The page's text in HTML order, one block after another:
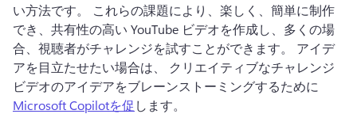
い方法です。 これらの課題により、楽しく、簡単に制作
でき、共有性の高い YouTube ビデオを作成し、多くの場
合、視聴者がチャレンジを試すことができます。 アイデ
アを目立たせたい場合は、 クリエイティブなチャレンジ
ビデオのアイデアをブレーンストーミングするために
Microsoft Copilotを促 します。